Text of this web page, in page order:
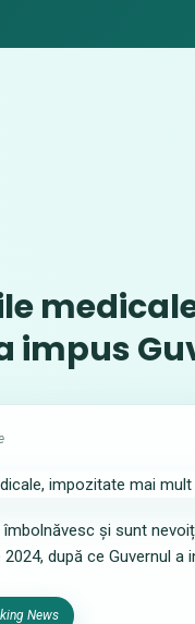
impus
și sunt
după ce Guvernul a
News